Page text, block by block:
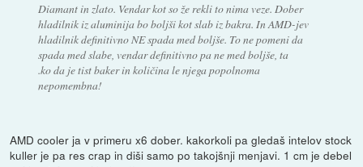
Diamant in zlato. Vendar kot so že rekli to nima veze. Dober
hladilnik iz aluminija bo boljši kot slab iz bakra. In AMD-jev
hladilnik definitivno NE spada med boljše. To ne pomeni da
spada med slabe, vendar definitivno pa ne med boljše, ta
.ko da je tist baker in količina le njega popolnoma
nepomembna!
AMD cooler ja v primeru x6 dober. kakorkoli pa gledaš intelov stock
kuller je pa res crap in diši samo po takojšnji menjavi. 1 cm je debel